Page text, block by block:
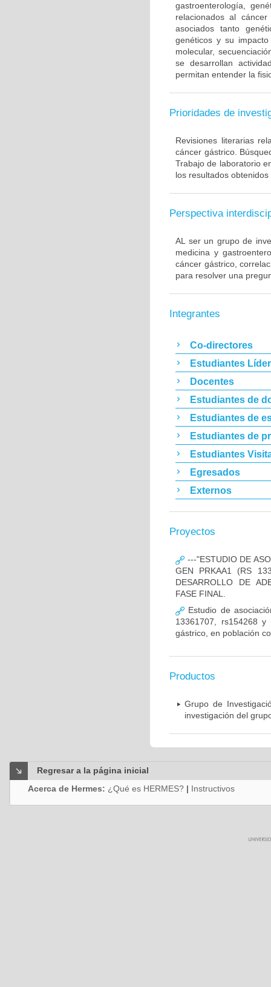
gastroenterología,
relacionados al
asociados tanto
genéticos y su
molecular,
se desarrollan
permitan entender la
Prioridades de
Revisiones literarias
cáncer gástrico.
Trabajo de laboratorio
los resultados
Perspectiva
AL ser un grupo de
medicina y
cáncer gástrico,
para resolver una
Integrantes
Co-directores
Estudiantes
Docentes
Estudiantes de
Estudiantes de
Estudiantes de
Estudiantes
Egresados
Externos
Proyectos
---"ESTUDIO DE
GEN PRKAA1 (RS
DESARROLLO DE
FASE FINAL.
Estudio de
13361707, rs154268 y
gástrico, en población
Productos
Grupo de
investigación del
Regresar a la página inicial
Acerca de Hermes: ¿Qué es HERMES? | Instructivos